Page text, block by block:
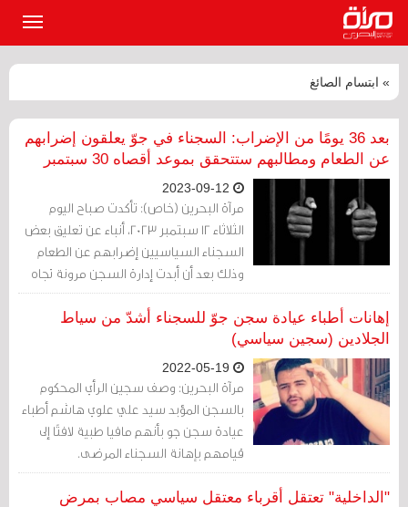
» ابتسام الصائغ
بعد 36 يومًا من الإضراب: السجناء في جوّ يعلقون إضرابهم
عن الطعام ومطالبهم ستتحقق بموعد أقصاه 30 سبتمبر
مرآة البحرين (خاص): تأكدت صباح اليوم
الثلاثاء 12 سبتمبر 2023، أنباء عن تعليق بعض
السجناء السياسيين إضرابهم عن الطعام
وذلك بعد أن أبدت إدارة السجن مرونة تجاه
المطالب، وذلك وفق ما ذكرته مصادر حقوقية.
إهانات أطباء عيادة سجن جوّ للسجناء أشدّ من سياط
الجلادين (سجين سياسي)
مرآة البحرين: وصف سجين الرأي المحكوم
بالسجن المؤبد سيد علي علوي هاشم أطباء
عيادة سجن جو بأنهم مافيا طبية لافتًا إلى
قيامهم بإهانة السجناء المرضى.
"الداخلية" تعتقل أقرباء معتقل سياسي مصاب بمرض